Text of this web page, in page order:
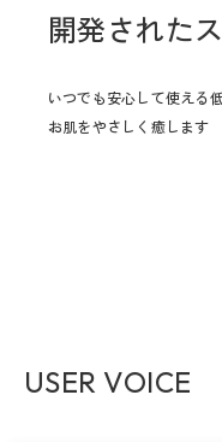
開発された
いつでも安心して使える
お肌をやさしく癒します
USER VOICE